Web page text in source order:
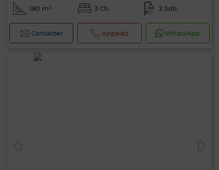
180 m² 3 Ch. 2 Sdb.
Contacter Appelez WhatsApp